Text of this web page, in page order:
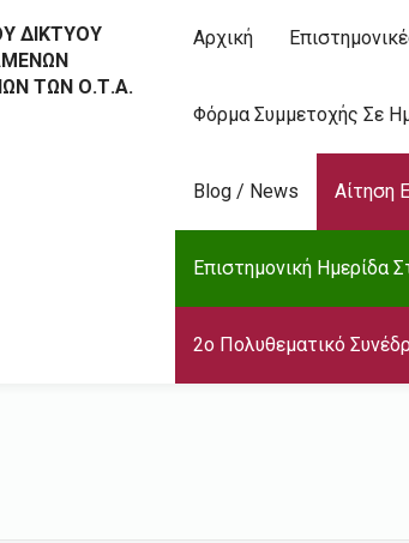
Αρχική
Φόρμα Συμμετοχής Σε
Blog / News Αίτηση
Επιστημονική Ημερίδα
2ο Πολυθεματικό